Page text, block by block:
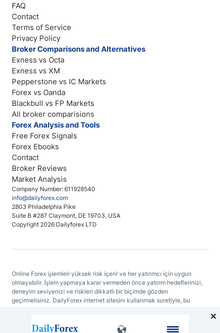
Company Number: 611928540
info@dailyforex.com
2803 Philadelphia Pike
Suite B #287 Claymont, DE 19703, USA
Copyright 2026 Dailyforex LTD
FAQ
Contact
Terms of Service
Privacy Policy
Broker Comparisons and Alternatives
Exness vs Octa
Exness vs XM
Pepperstone vs IC Markets
Forex vs Oanda
Blackbull vs FP Markets
All broker comparisions
Forex Analysis and Tools
Free Forex Signals
Forex Ebooks
Contact
Broker Reviews
Market Analysis
Online Forex işlemleri yüksek risk içerir ve her yatırımcı için uygun
olmayabilir. İşlem yapmaya karar vermeden önce yatırım hedeflerinizi,
deneyim seviyenizi ve riskleri dikkatli bir biçimde gözden
geçirmelisiniz. DailyForex internet sitesini kullanmak suretiyle, bu
tutmayacağınızı baştan kabul etmiş sayılırsınız.